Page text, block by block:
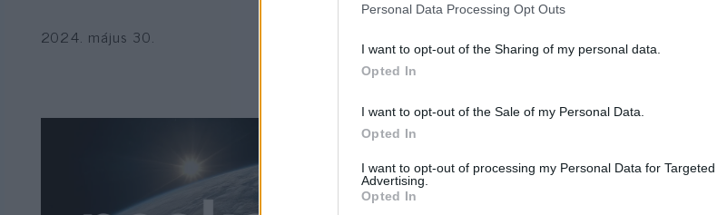
Personal Data Processing Opt Outs
I want to opt-out of the Sharing of my personal data.
Opted In
I want to opt-out of the Sale of my Personal Data.
Opted In
I want to opt-out of processing my Personal Data for Targeted
Advertising.
Opted In
2024. május 30.